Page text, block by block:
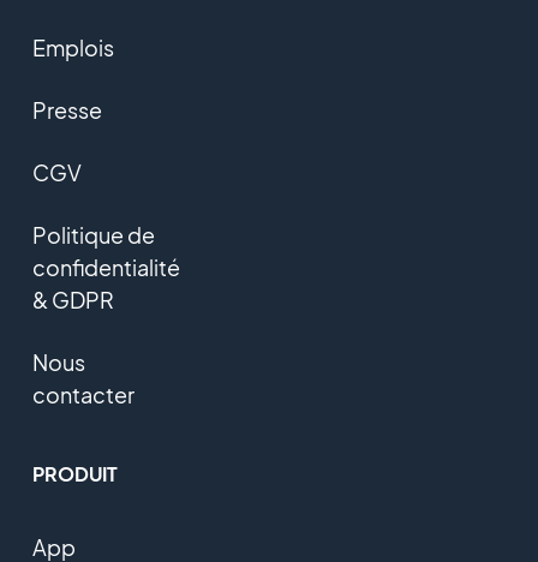
Emplois
Presse
CGV
Politique de
confidentialité
& GDPR
Nous
contacter
PRODUIT
App